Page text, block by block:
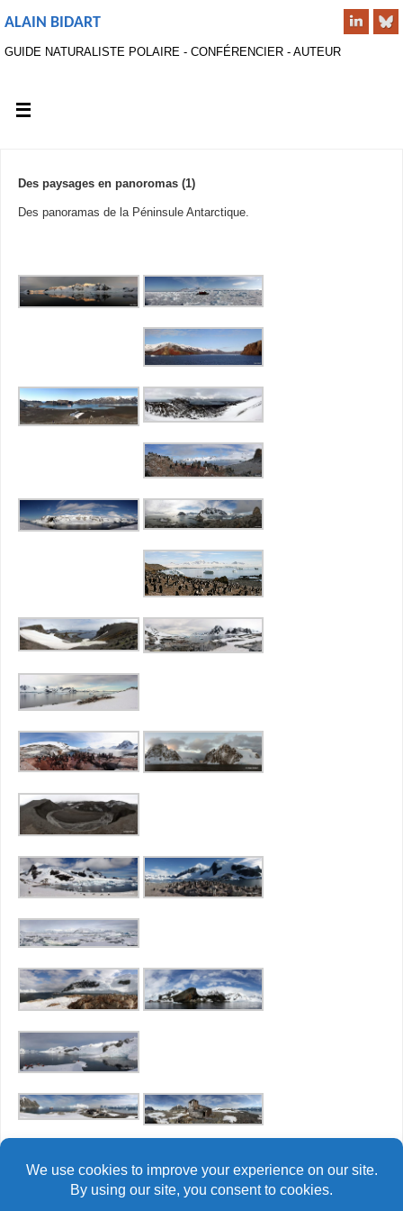
ALAIN BIDART
GUIDE NATURALISTE POLAIRE - CONFÉRENCIER - AUTEUR
Des paysages en panoromas (1)
Des panoramas de la Péninsule Antarctique.